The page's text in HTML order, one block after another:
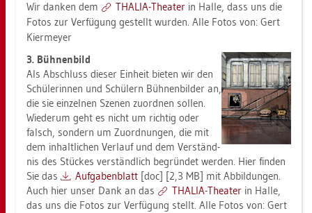
Wir dan­ken dem
THA­LIA-Thea­ter in Halle, dass uns die
Fotos zur Ver­fü­gung ge­stellt wur­den. Alle Fotos von: Gert
Kier­mey­er
3. Büh­nen­bild
Als Ab­schluss die­ser Ein­heit bie­ten wir den
Schü­le­rin­nen und Schü­lern Büh­nen­bil­der an,
die sie ein­zel­nen Sze­nen zu­ord­nen sol­len.
Wie­der­um geht es nicht um rich­tig oder
falsch, son­dern um Zu­ord­nun­gen, die mit
dem in­halt­li­chen Ver­lauf und dem Ver­ständ­
nis des Stü­ckes ver­ständ­lich be­grün­det wer­den. Hier fin­den
Sie das
Auf­ga­ben­blatt [doc] [2,3 MB] mit Ab­bil­dun­gen.
Auch hier unser Dank an das
THA­LIA-Thea­ter in Halle,
das uns die Fotos zur Ver­fü­gung stellt. Alle Fotos von: Gert